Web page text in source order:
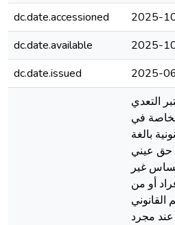
dc.date.accessioned
2025-
dc.date.available
2025-
dc.date.issued
2025-
التعدي
في
بالغة
حق عيني
غير
أو من
القانوني
عند مجرد